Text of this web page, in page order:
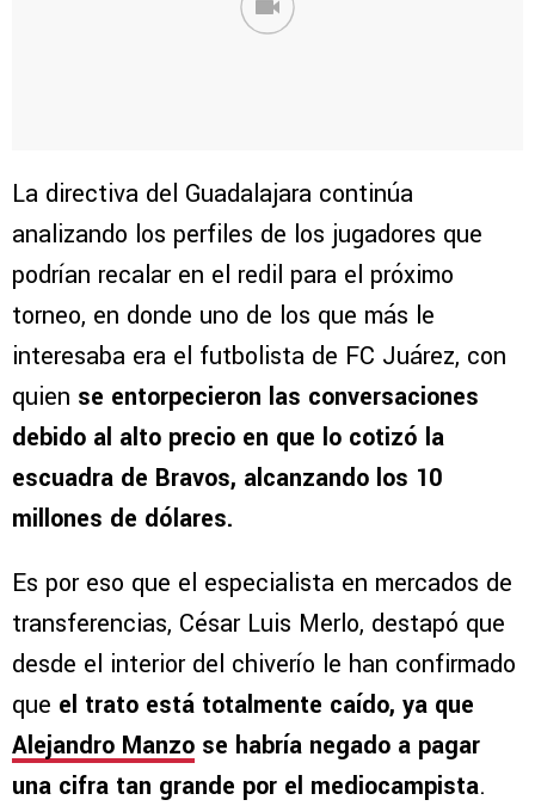
La directiva del Guadalajara continúa
analizando los perfiles de los jugadores que
podrían recalar en el redil para el próximo
torneo, en donde uno de los que más le
interesaba era el futbolista de FC Juárez, con
quien se entorpecieron las conversaciones
debido al alto precio en que lo cotizó la
escuadra de Bravos, alcanzando los 10
millones de dólares.
Es por eso que el especialista en mercados de
transferencias, César Luis Merlo, destapó que
desde el interior del chiverío le han confirmado
que el trato está totalmente caído, ya que
Alejandro Manzo se habría negado a pagar
una cifra tan grande por el mediocampista.